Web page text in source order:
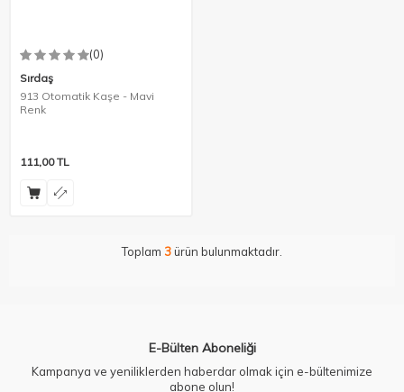
(0)
Sırdaş
913 Otomatik Kaşe - Mavi
Renk
111,00TL
Toplam 3ürün bulunmaktadır.
E-Bülten Aboneliği
Kampanya ve yeniliklerden haberdar olmak için e-bültenimize
abone olun!